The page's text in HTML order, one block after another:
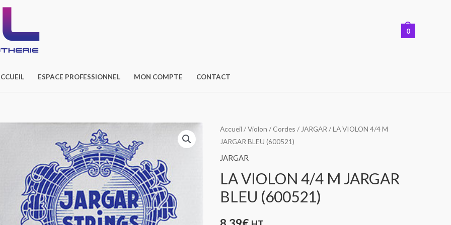
0
ESPACE PROFESSIONNEL MON COMPTE CONTACT
Accueil /Violon /Cordes / JARGAR / LA VIOLON 4/4 M
JARGAR BLEU (600521)
JARGAR
LA VIOLON 4/4 M JARGAR
BLEU (600521)
quantité
de
LA
4/4
M